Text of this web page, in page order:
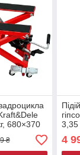
680×370
підйомник
₴
3,35
для
4